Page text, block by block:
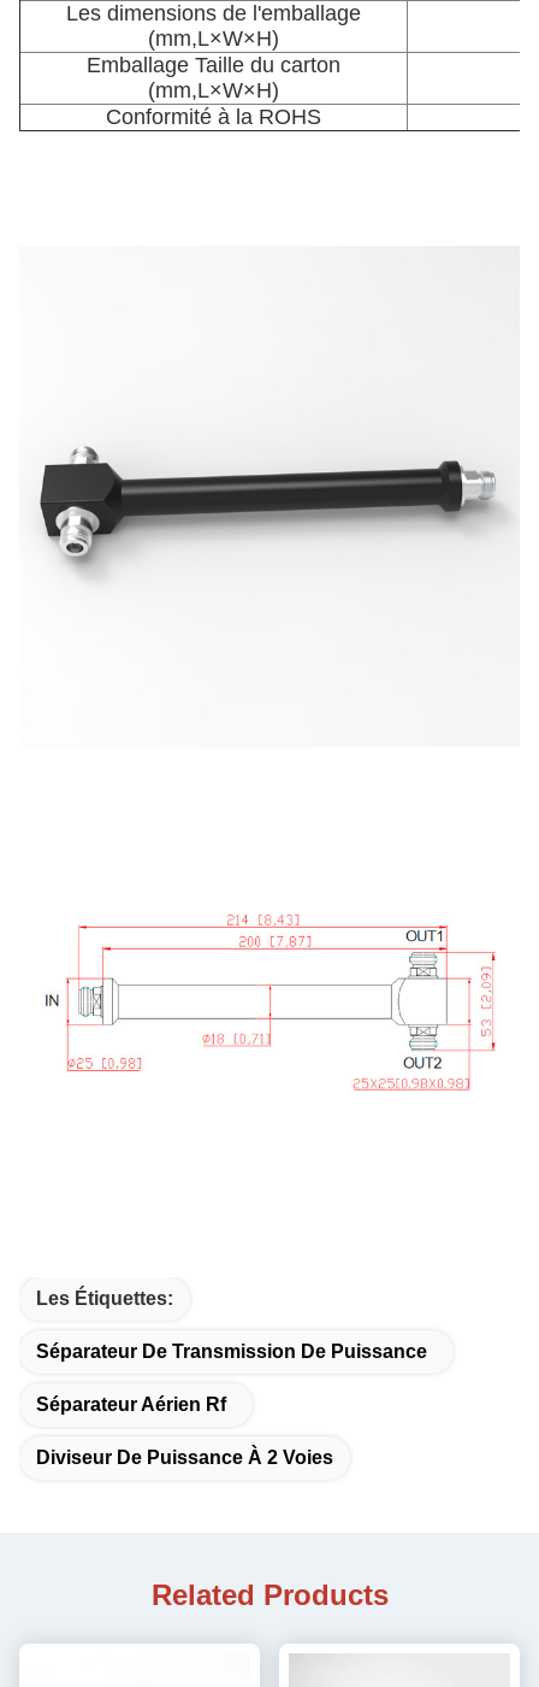
Les dimensions de l'emballage
(mm,L×W×H)
Emballage Taille du carton
(mm,L×W×H)
Conformité à la ROHS
Les Étiquettes:
Séparateur De Transmission De Puissance
Séparateur Aérien Rf
Diviseur De Puissance À 2 Voies
Related Products